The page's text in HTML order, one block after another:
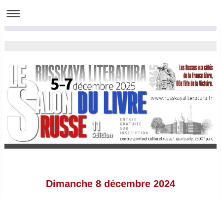
Dimanche 8 décembre 2024